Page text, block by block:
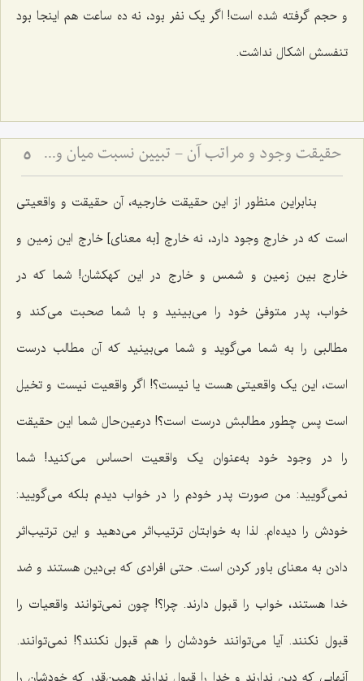
و حجم گرفته شده است! اگر یک نفر بود، نه ده ساعت هم اینجا بود
تنفسش اشکال نداشت.
حقیقت وجود و مراتب آن - تبیین نسبت میان وجود بالصرافه و تعینات محدود 5
بنابراین منظور از این حقیقت خارجیه، آن حقیقت و واقعیتی
است که در خارج وجود دارد، نه خارج [به معنای] خارج این زمین و
خارج بین زمین و شمس و خارج در این کهکشان! شما که در
خواب، پدر متوفیٰ خود را می‌بینید و با شما صحبت می‌کند و
مطالبی را به شما می‌گوید و شما می‌بینید که آن مطالب درست
است، این یک واقعیتی هست یا نیست؟! اگر واقعیت نیست و تخیل
است پس چطور مطالبش درست است؟! درعین‌حال شما این حقیقت
را در وجود خود به‌عنوان یک واقعیت احساس می‌کنید! شما
نمی‌گویید: من صورت پدر خودم را در خواب دیدم بلکه می‌گویید:
خودش را دیده‌ام. لذا به خوابتان ترتیب‌اثر می‌دهید و این ترتیب‌اثر
دادن به معنای باور کردن است. حتی افرادی که بی‌دین هستند و ضد
خدا هستند، خواب را قبول دارند. چرا؟! چون نمی‌توانند واقعیات را
قبول نکنند. آیا می‌توانند خودشان را هم قبول نکنند؟! نمی‌توانند.